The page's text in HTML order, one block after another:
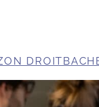
DROIT